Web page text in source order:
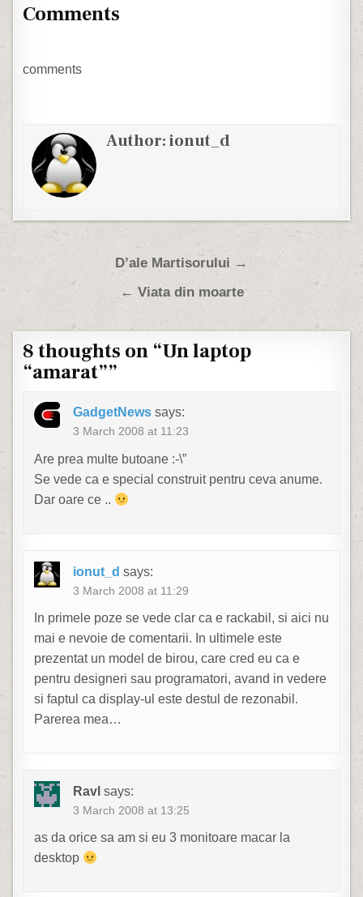
cele doua extreme -
scandaluri, crime, violuri
Comments
comments
Author:ionut_d
Post navigationD’ale Martisorului →
← Viata din moarte
8 thoughts on “Un laptop
“amarat””
GadgetNews says:
3 March 2008 at 11:23
Are prea multe butoane :-\”
Se vede ca e special construit pentru ceva anume.
Dar oare ce ..
ionut_d says:
3 March 2008 at 11:29
In primele poze se vede clar ca e rackabil, si aici nu
mai e nevoie de comentarii. In ultimele este
prezentat un model de birou, care cred eu ca e
pentru designeri sau programatori, avand in vedere
si faptul ca display-ul este destul de rezonabil.
Parerea mea…
Ravl says:
3 March 2008 at 13:25
as da orice sa am si eu 3 monitoare macar la
desktop